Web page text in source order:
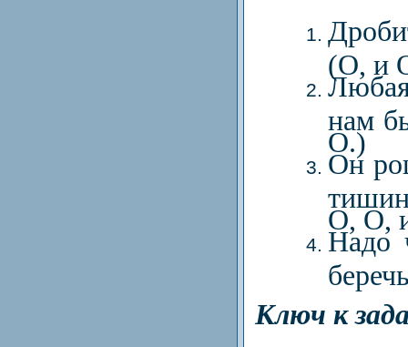
(О, и
нам
О.)
Он
О, О,
Надо
Ключ к